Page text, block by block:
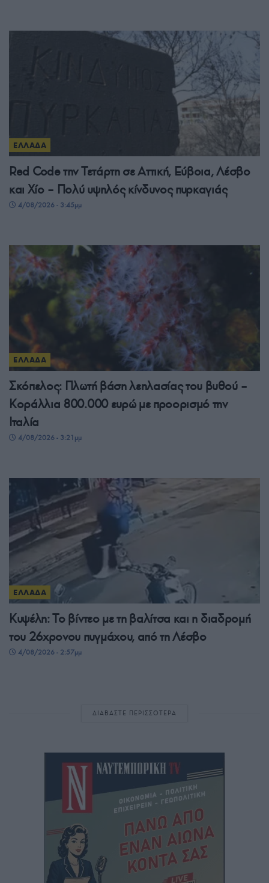
ΕΛΛΑΔΑ
Red Code την Τετάρτη σε Αττική, Εύβοια, Λέσβο
και Χίο – Πολύ υψηλός κίνδυνος πυρκαγιάς
4/08/2026 - 3:45μμ
ΕΛΛΑΔΑ
Σκόπελος: Πλωτή βάση λεηλασίας του βυθού –
Κοράλλια 800.000 ευρώ με προορισμό την
Ιταλία
4/08/2026 - 3:21μμ
ΕΛΛΑΔΑ
Κυψέλη: Το βίντεο με τη βαλίτσα και η διαδρομή
του 26χρονου πυγμάχου, από τη Λέσβο
4/08/2026 - 2:57μμ
ΔΙΑΒΑΣΤΕ ΠΕΡΙΣΣΟΤΕΡΑ